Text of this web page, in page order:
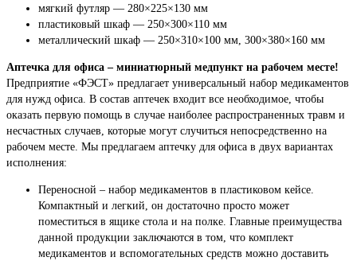
мягкий футляр — 280×225×130 мм
пластиковый шкаф — 250×300×110 мм
металлический шкаф — 250×310×100 мм, 300×380×160 мм
Аптечка для офиса – миниатюрный медпункт на рабочем месте!
Предприятие «ФЭСТ» предлагает универсальный набор медикаментов
для нужд офиса. В состав аптечек входит все необходимое, чтобы
оказать первую помощь в случае наиболее распространенных травм и
несчастных случаев, которые могут случиться непосредственно на
рабочем месте. Мы предлагаем аптечку для офиса в двух вариантах
исполнения:
Переносной – набор медикаментов в пластиковом кейсе.
Компактный и легкий, он достаточно просто может
поместиться в ящике стола и на полке. Главные преимущества
данной продукции заключаются в том, что комплект
медикаментов и вспомогательных средств можно доставить